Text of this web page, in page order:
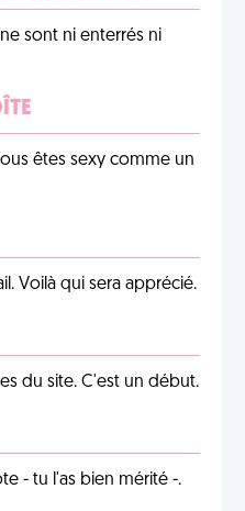
sont ni enterrés ni
êtes sexy comme un
Voilà qui sera apprécié.
du site. C'est un début.
- tu l'as bien mérité -.